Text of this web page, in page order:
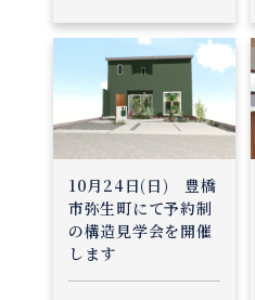
10月24日(日) 豊橋
市弥生町にて予約制
の構造見学会を開催
します